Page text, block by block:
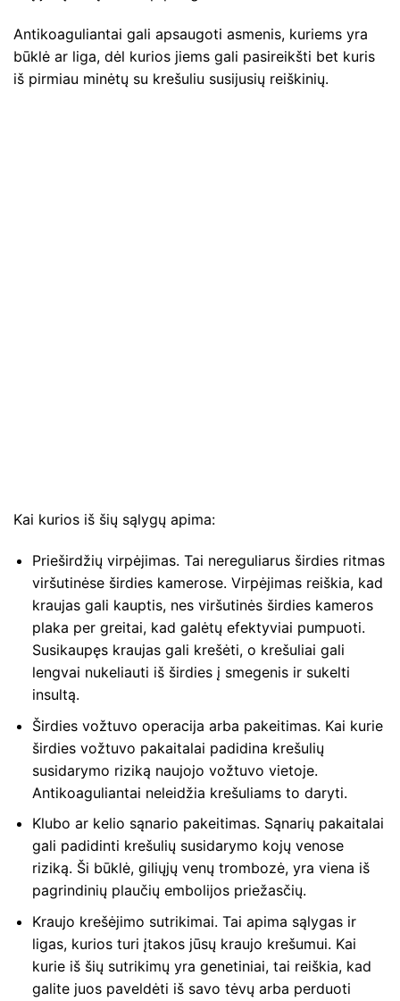
Antikoaguliantai gali apsaugoti asmenis, kuriems yra
būklė ar liga, dėl kurios jiems gali pasireikšti bet kuris
iš pirmiau minėtų su krešuliu susijusių reiškinių.
Kai kurios iš šių sąlygų apima:
Prieširdžių virpėjimas. Tai nereguliarus širdies ritmas
viršutinėse širdies kamerose. Virpėjimas reiškia, kad
kraujas gali kauptis, nes viršutinės širdies kameros
plaka per greitai, kad galėtų efektyviai pumpuoti.
Susikaupęs kraujas gali krešėti, o krešuliai gali
lengvai nukeliauti iš širdies į smegenis ir sukelti
insultą.
Širdies vožtuvo operacija arba pakeitimas. Kai kurie
širdies vožtuvo pakaitalai padidina krešulių
susidarymo riziką naujojo vožtuvo vietoje.
Antikoaguliantai neleidžia krešuliams to daryti.
Klubo ar kelio sąnario pakeitimas. Sąnarių pakaitalai
gali padidinti krešulių susidarymo kojų venose
riziką. Ši būklė, giliųjų venų trombozė, yra viena iš
pagrindinių plaučių embolijos priežasčių.
Kraujo krešėjimo sutrikimai. Tai apima sąlygas ir
ligas, kurios turi įtakos jūsų kraujo krešumui. Kai
kurie iš šių sutrikimų yra genetiniai, tai reiškia, kad
galite juos paveldėti iš savo tėvų arba perduoti